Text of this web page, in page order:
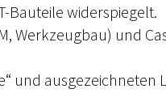
Bauteile widerspiegelt.
und
und ausgezeichneten